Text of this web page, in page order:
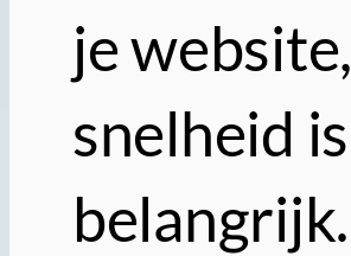
je website,
snelheid is
belangrijk.